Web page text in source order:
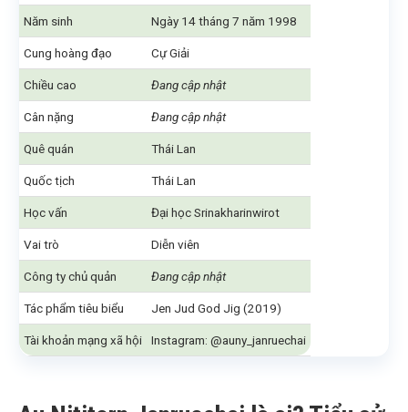
Năm sinh Ngày 14 tháng 7 năm 1998
Cung hoàng đạo Cự Giải
Chiều cao Đang cập nhật
Cân nặng Đang cập nhật
Quê quán Thái Lan
Quốc tịch Thái Lan
Học vấn Đại học Srinakharinwirot
Vai trò Diễn viên
Công ty chủ quản Đang cập nhật
Tác phẩm tiêu biểu Jen Jud God Jig (2019)
Tài khoản mạng xã hội Instagram: @auny_janruechai